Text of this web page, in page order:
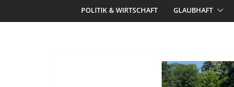
POLITIK & WIRTSCHAFT GLAUBHAFT